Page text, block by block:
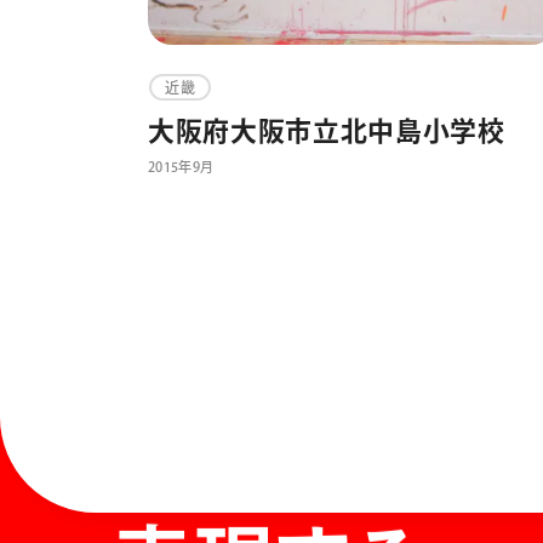
近畿
大阪府大阪市立北中島小学校
2015年9月